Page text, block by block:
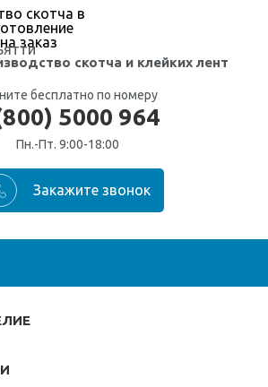
скотча и клейких лент
бесплатно по номеру
5000 964
Пн.-Пт. 9:00-18:00